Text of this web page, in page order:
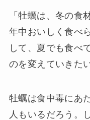
「牡蠣は、冬の食
年中おいしく食べ
して、夏でも食べ
のを変えていきた
牡蠣は食中毒にあ
人もいるだろう。